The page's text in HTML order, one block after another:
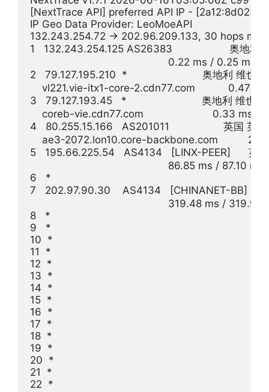
[NextTrace API] preferred API IP -
IP Geo Data Provider: LeoMoeAPI
132.243.254.72 -> 202.96.209.133, 30 hops
1   132.243.254.125 AS26383                   奥地利
0.22 ms / 0.25 ms
2   79.127.195.210  *                         奥地利 维
vl221.vie-itx1-core-2.cdn77.com           0.47
3   79.127.193.45   *                         奥地利 维
coreb-vie.cdn77.com                       0.33 ms
4   80.255.15.166   AS201011                  英国 英
ae3-2072.lon10.core-backbone.com
5   195.66.225.54   AS4134   [LINX-PEER]      英
86.85 ms / 87.10
6   *
7   202.97.90.30    AS4134   [CHINANET-BB]
319.48 ms /
8   *
9   *
10  *
11  *
12  *
13  *
14  *
15  *
16  *
17  *
18  *
19  *
20  *
21  *
22  *